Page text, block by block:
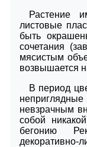
Растение
листовые
быть
сочетания
мясистым
возвышается
В период
невзрачным
собой
бегонию
декоративно-